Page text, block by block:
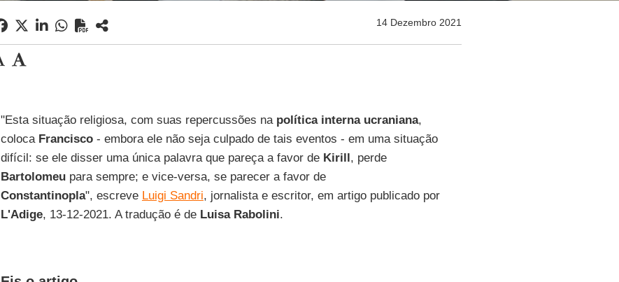
14 Dezembro 2021
"Esta situação religiosa, com suas repercussões na política interna ucraniana,
coloca Francisco- embora ele não seja culpado de tais eventos - em uma situação
difícil: se ele disser uma única palavra que pareça a favor de Kirill, perde
Bartolomeupara sempre; e vice-versa, se parecer a favor de
Constantinopla", escreve Luigi Sandri, jornalista e escritor, em artigo publicado por
L'Adige, 13-12-2021. A tradução é de Luisa Rabolini.